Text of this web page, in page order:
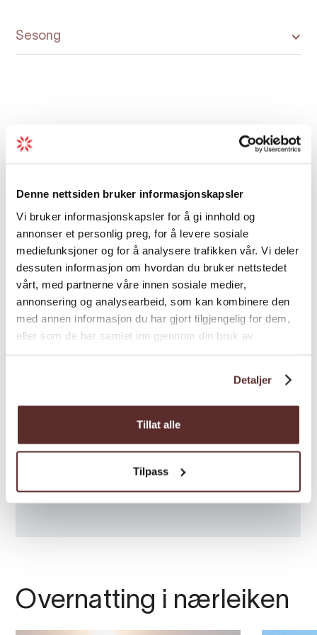
Denne nettsiden bruker informasjonskapsler
Vi bruker informasjonskapsler for å gi innhold og
annonser et personlig preg, for å levere sosiale
mediefunksjoner og for å analysere trafikken vår. Vi deler
dessuten informasjon om hvordan du bruker nettstedet
vårt, med partnerne våre innen sosiale medier,
annonsering og analysearbeid, som kan kombinere den
med annen informasjon du har gjort tilgjengelig for dem,
eller som de har samlet inn gjennom din bruk av
Detaljer
Tillat alle
Tilpass
Sesong
Kart
Overnatting i nærleiken